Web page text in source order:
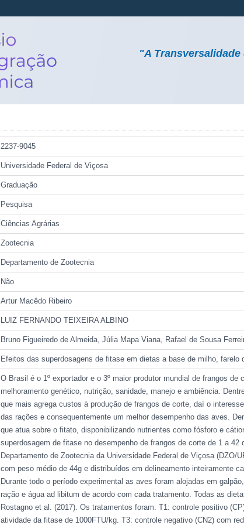
"A
2237-9045
Universidade Federal de Viçosa
Graduação
Pesquisa
Ciências Agrárias
Zootecnia
Departamento de Zootecnia
Não
Artur Macêdo Ribeiro
LUIZ FERNANDO TEIXEIRA ALBINO
Bruno Figueiredo de Almeida, Júlia Mapa Viana, Rafael de Sousa
Efeitos das superdosagens de fitase em dietas a base de milho,
O Brasil é o 1º exportador e o 3º maior produtor mundial de frangos
melhoramento genético, nutrição, sanidade, manejo e ambiência.
que mais agrega custos à produção de frangos de corte, daí o
das rações e consequentemente um melhor desempenho das aves.
que atua sobre o fitato, disponibilizando nutrientes como fósforo e
superdosagem de fitase no desempenho de frangos de corte de 1 a
Departamento de Zootecnia da Universidade Federal de Viçosa
com peso médio de 44g e distribuídos em delineamento inteiramente
Durante todo o período experimental as aves foram alojadas em
ração e água ad libitum de acordo com cada tratamento. Todas as
Rostagno et al. (2017). Os tratamentos foram: T1: controle positivo
atividade da fitase de 1000FTU/kg. T3: controle negativo (CN2) com